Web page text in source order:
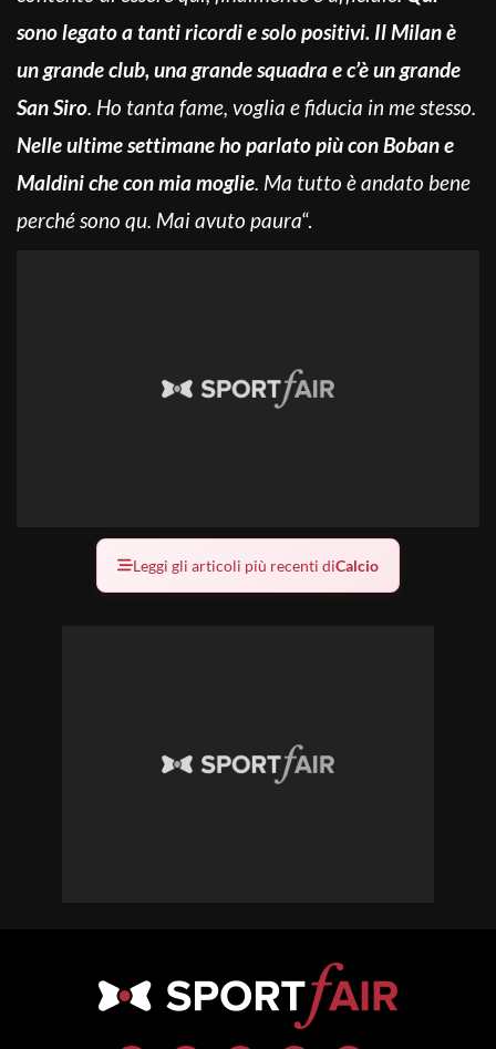
sono legato a tanti ricordi e solo positivi. Il Milan è
un grande club, una grande squadra e c’è un grande
San Siro. Ho tanta fame, voglia e fiducia in me stesso.
Nelle ultime settimane ho parlato più con Boban e
Maldini che con mia moglie. Ma tutto è andato bene
perché sono qu. Mai avuto paura“.
Leggi gli articoli più recenti diCalcio